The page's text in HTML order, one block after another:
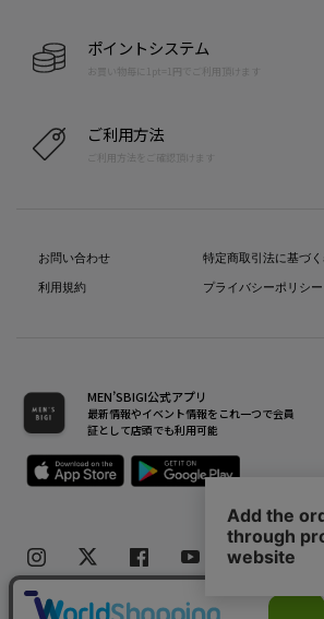
ポイントシステム
お買い物毎に1pt=1円でご利用頂けます
ご利用方法
ご利用方法をご確認頂けます
お問い合わせ
利用規約
特定商取引法に基づ
プライバシーポリシー
MEN’SBIGI公式アプリ
最新情報やイベント情報をこれ一つで会員
証として店頭でも利用可能